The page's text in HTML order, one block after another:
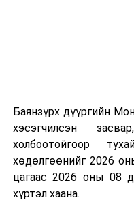
болон дулааны
болдог. Зарим
үлдэх үнснээс
авах боломжтой аж.
Баянзүрх дүүргийн
хэсэгчилсэн
холбоотойгоор
хөдөлгөөнийг 2026
цагаас 2026 оны 08
хүртэл хаана.